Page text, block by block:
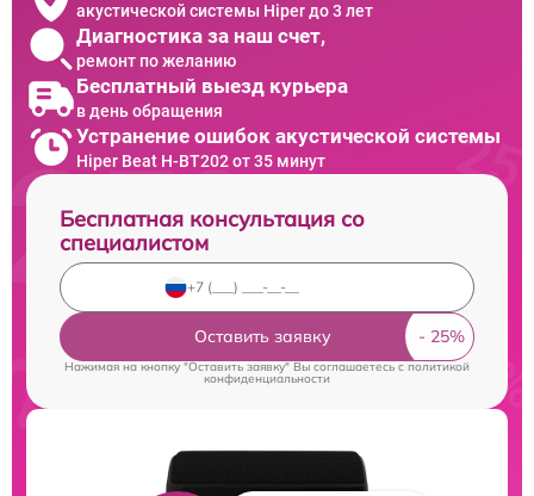
акустической системы Hiper до 3 лет
Диагностика за наш счет,
ремонт по желанию
Бесплатный выезд курьера
в день обращения
Устранение ошибок акустической системы
Hiper Beat H-BT202 от 35 минут
Бесплатная консультация со
специалистом
Оставить заявку
Нажимая на кнопку "Оставить заявку" Вы соглашаетесь cполитикой
конфиденциальности